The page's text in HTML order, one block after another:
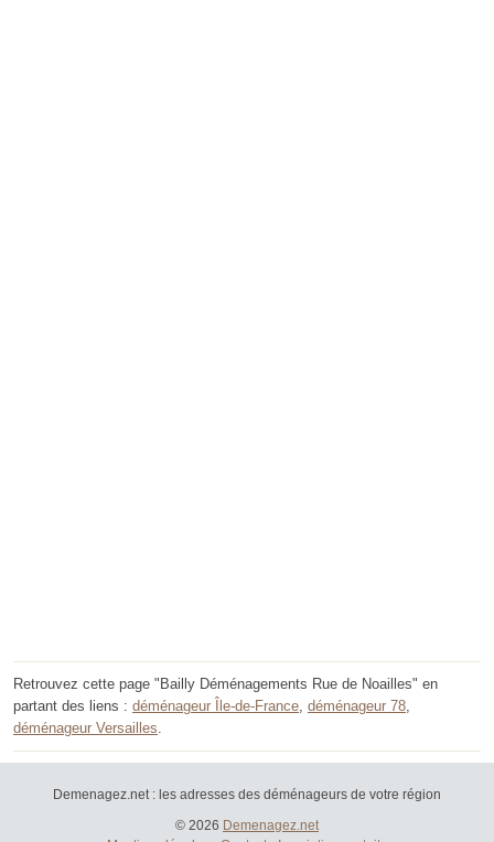
Retrouvez cette page "Bailly Déménagements Rue de Noailles" en
partant des liens : déménageur Île-de-France, déménageur 78,
déménageur Versailles.
Demenagez.net : les adresses des déménageurs de votre région
© 2026 Demenagez.net